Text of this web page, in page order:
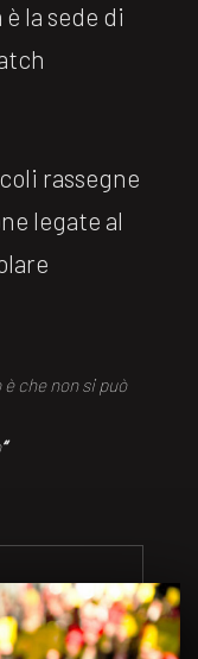
la sede di
rassegne
legate al
che non si può
“